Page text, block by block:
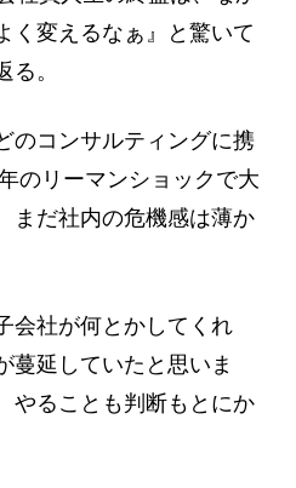
く変えるなぁ』と驚いて
。
のコンサルティングに携
のリーマンショックで大
まだ社内の危機感は薄か
会社が何とかしてくれ
蔓延していたと思いま
やることも判断もとにか